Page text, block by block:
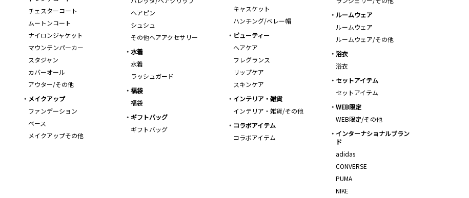
チェスターコート
ムートンコート
ナイロンジャケット
マウンテンパーカー
スタジャン
カバーオール
アウター/その他
ヘアピン
シュシュ
その他ヘアアクセサリー
キャスケット
ハンチング/ベレー帽
ルームウェア
ルームウェア
ルームウェア/その他
ビューティー
ヘアケア
フレグランス
リップケア
スキンケア
水着
水着
ラッシュガード
浴衣
浴衣
セットアイテム
セットアイテム
福袋
福袋
メイクアップ
ファンデーション
ベース
メイクアップその他
インテリア・雑貨
インテリア・雑貨/その他
WEB限定
WEB限定/その他
ギフトバッグ
ギフトバッグ
コラボアイテム
コラボアイテム
インターナショナルブラン
ド
adidas
CONVERSE
PUMA
NIKE